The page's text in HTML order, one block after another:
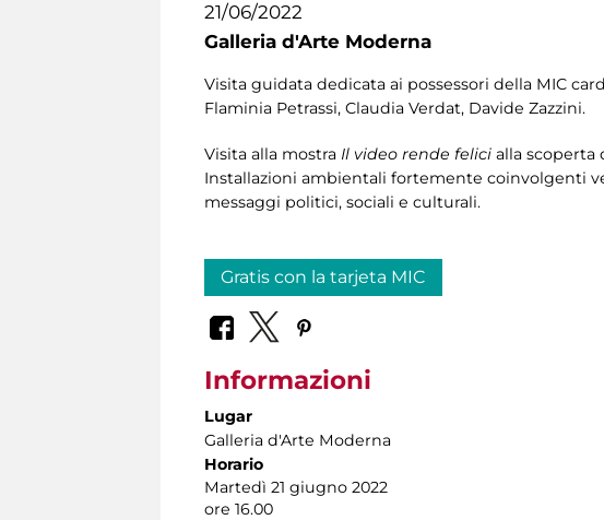
21/06/2022
Galleria d'Arte Moderna
Visita guidata dedicata ai possessori della MIC
Flaminia Petrassi, Claudia Verdat, Davide Zazzini.
Visita alla mostra Il video rende felici alla scoperta
Installazioni ambientali fortemente coinvolgenti
messaggi politici, sociali e culturali.
Gratis con la tarjeta MIC
Informazioni
Lugar
Galleria d'Arte Moderna
Horario
Martedì 21 giugno 2022
ore 16.00